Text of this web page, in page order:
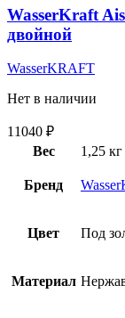
WasserKraft
двойной
WasserKRAFT
Нет в наличии
11040 ₽
Вес
1,25 кг
Бренд
Цвет Под
Материал